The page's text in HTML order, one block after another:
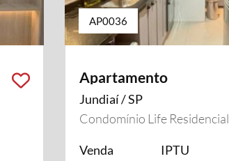
AP0036
Apartamento
Jundiaí / SP
Condomínio Life Residencial
Venda IPTU